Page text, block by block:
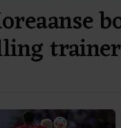
trainer